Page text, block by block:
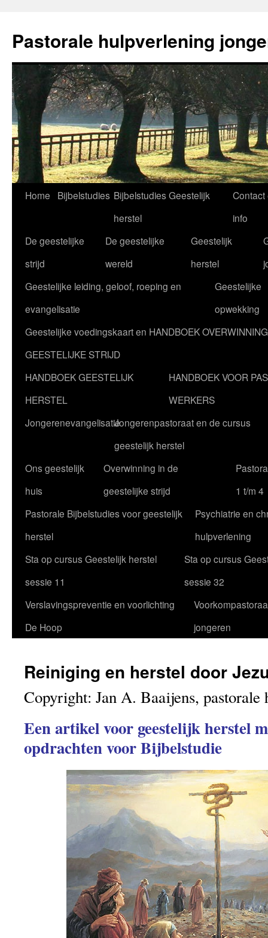
de
inhoud
Pastorale hulpverlening
Home Bijbelstudies Bijbelstudies Geestelijk
herstel
Contact
info
De geestelijke
strijd
De geestelijke
wereld
Geestelijk
herstel
Geestelijke leiding, geloof, roeping en
evangelisatie
Geestelijke
opwekking
Geestelijke voedingskaart en HANDBOEK
GEESTELIJKE STRIJD
HANDBOEK GEESTELIJK
HERSTEL
HANDBOEK VOOR
WERKERS
JongerenevangelisatieJongerenpastoraat en de cursus
geestelijk herstel
Ons geestelijk
huis
Overwinning in de
geestelijke strijd
1 t/m 4
Pastorale Bijbelstudies voor geestelijk
herstel
Psychiatrie en
hulpverlening
Sta op cursus Geestelijk herstel
sessie 11
Sta op cursus
sessie 32
Verslavingspreventie en voorlichting
De Hoop
jongeren
Reiniging en herstel door
Copyright: Jan A. Baaijens, pastorale
Een artikel voor geestelijk herstel
opdrachten voor Bijbelstudie